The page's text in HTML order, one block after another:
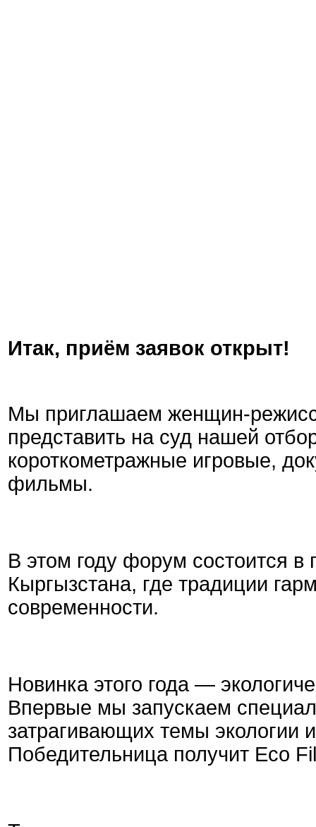
Итак, приём заявок открыт!
Мы приглашаем женщин-
представить на суд нашей
короткометражные игровые,
фильмы.
В этом году форум состоится
Кыргызстана, где традиции
современности.
Новинка этого года —
Впервые мы запускаем
затрагивающих темы
Победительница получит Eco